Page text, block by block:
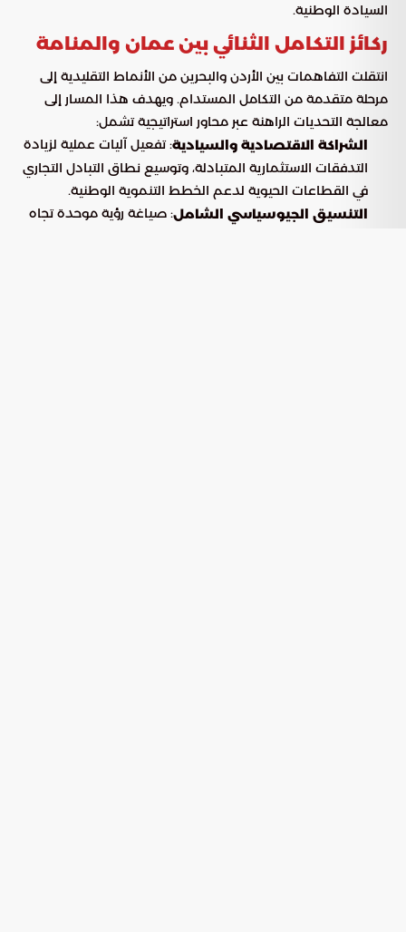
السيادة الوطنية.
ركائز التكامل الثنائي بين عمان والمنامة
انتقلت التفاهمات بين الأردن والبحرين من الأنماط التقليدية إلى
مرحلة متقدمة من التكامل المستدام. ويهدف هذا المسار إلى
معالجة التحديات الراهنة عبر محاور استراتيجية تشمل:
الشراكة الاقتصادية والسيادية: تفعيل آليات عملية لزيادة
التدفقات الاستثمارية المتبادلة، وتوسيع نطاق التبادل التجاري
في القطاعات الحيوية لدعم الخطط التنموية الوطنية.
التنسيق الجيوسياسي الشامل: صياغة رؤية موحدة تجاه